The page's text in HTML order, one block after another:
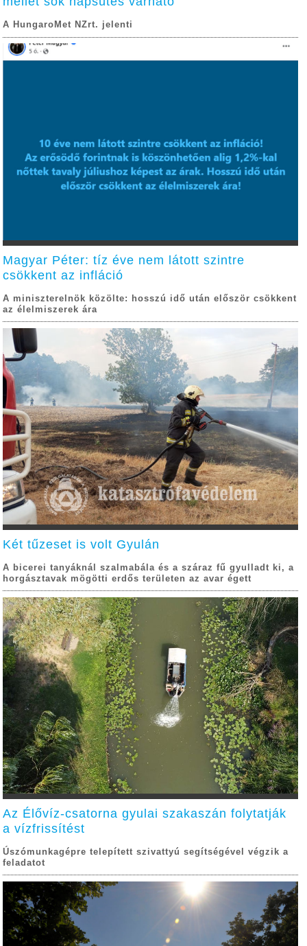
A HungaroMet NZrt. jelenti
Magyar Péter: tíz éve nem látott szintre
csökkent az infláció
A miniszterelnök közölte: hosszú idő után először csökkent
az élelmiszerek ára
Két tűzeset is volt Gyulán
A bicerei tanyáknál szalmabála és a száraz fű gyulladt ki, a
horgásztavak mögötti erdős területen az avar égett
Az Élővíz-csatorna gyulai szakaszán folytatják
a vízfrissítést
Úszómunkagépre telepített szivattyú segítségével végzik a
feladatot